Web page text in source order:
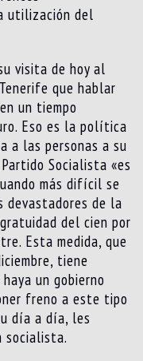
utilización del
visita de hoy al
que hablar
un tiempo
Eso es la política
a las personas a su
Socialista «es
más difícil se
devastadores de la
del cien por
Esta medida, que
tiene
un gobierno
freno a este tipo
día a día, les
socialista.